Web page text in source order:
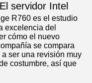
servidor Intel
R760 es el estudio
excelencia del
cómo el nuevo
se compara
ser una revisión muy
costumbre, así que